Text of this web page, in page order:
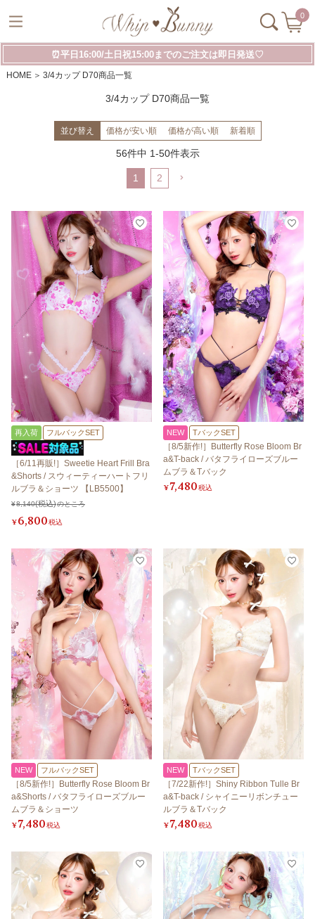
0
⏰平日16:00/土日祝15:00までのご注文は即日発送♡
HOME 3/4カップ D70商品一覧
3/4カップ D70商品一覧
並び替え 価格が安い順 価格が高い順 新着順
56件中 1-50件表示
1 2
再入荷 フルバックSET
［6/11再販!］Sweetie Heart Frill Bra
&Shorts / スウィーティーハートフリ
ルブラ＆ショーツ 【LB5500】
¥8,140 のところ
¥6,800税込
NEW TバックSET
［8/5新作!］Butterfly Rose Bloom Br
a&T-back / バタフライローズブルー
ムブラ＆Tバック
¥7,480税込
NEW フルバックSET
［8/5新作!］Butterfly Rose Bloom Br
a&Shorts / バタフライローズブルー
ムブラ＆ショーツ
¥7,480税込
NEW TバックSET
［7/22新作!］Shiny Ribbon Tulle Br
a&T-back / シャイニーリボンチュー
ルブラ＆Tバック
¥7,480税込